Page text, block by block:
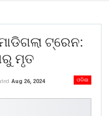
ଟ୍ରେନ:
ମୃତ
ଓଡିଶା
Aug 26, 2024